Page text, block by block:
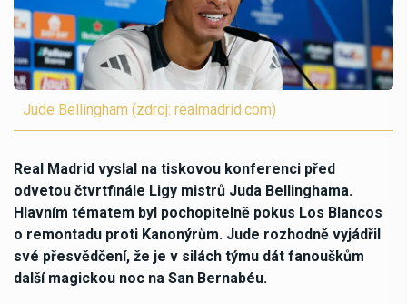
Jude Bellingham (zdroj: realmadrid.com)
Real Madrid vyslal na tiskovou konferenci před
odvetou čtvrtfinále Ligy mistrů Juda Bellinghama.
Hlavním tématem byl pochopitelně pokus Los Blancos
o remontadu proti Kanonýrům. Jude rozhodně vyjádřil
své přesvědčení, že je v silách týmu dát fanouškům
další magickou noc na San Bernabéu.